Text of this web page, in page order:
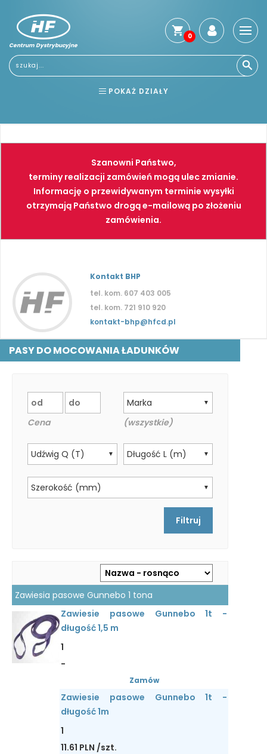
Centrum Dystrybucyjne
0
POKAŻ DZIAŁY
NARZĘDZIA SPAWALNICTWO
FARBY PNEUMATYKA
Szanowni Państwo,
terminy realizacji zamówień mogą ulec zmianie.
Informację o przewidywanym terminie wysyłki
otrzymają Państwo drogą e-mailową po złożeniu
zamówienia.
Kontakt BHP
tel. kom. 607 403 005
tel. kom. 721 910 920
kontakt-bhp@hfcd.pl
PASY DO MOCOWANIA ŁADUNKÓW
Cena
▼
Marka
(wszystkie)
▼
Udźwig Q (T) ▼
Długość L (m)
▼
Szerokość (mm)
Zawiesia pasowe Gunnebo 1 tona
Zawiesie pasowe Gunnebo 1t -
długość 1,5 m
1
-
Zamów
Zawiesie pasowe Gunnebo 1t -
długość 1m
1
11.61 PLN /szt.